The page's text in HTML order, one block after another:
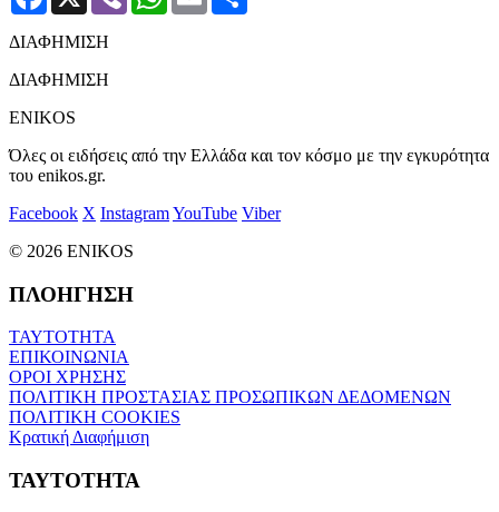
ΔΙΑΦΗΜΙΣΗ
ΔΙΑΦΗΜΙΣΗ
ENIKOS
Όλες οι ειδήσεις από την Ελλάδα και τον κόσμο με την εγκυρότητα
του enikos.gr.
Facebook X InstagramYouTube Viber
© 2026 ENIKOS
ΠΛΟΗΓΗΣΗ
ΤΑΥΤΟΤΗΤΑ
ΕΠΙΚΟΙΝΩΝΙΑ
ΟΡΟΙ ΧΡΗΣΗΣ
ΠΟΛΙΤΙΚΗ ΠΡΟΣΤΑΣΙΑΣ ΠΡΟΣΩΠΙΚΩΝ ΔΕΔΟΜΕΝΩΝ
ΠΟΛΙΤΙΚΗ COOKIES
Κρατική Διαφήμιση
ΤΑΥΤΟΤΗΤΑ